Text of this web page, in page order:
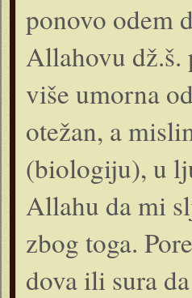
ponovo odem
Allahovu dž.š.
više umorna
otežan, a
(biologiju), u
Allahu da mi
zbog toga.
dova ili sura